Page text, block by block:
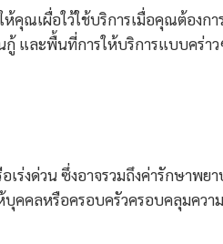
ห้คุณเผื่อใว้ใช้บริการเมื่อคุณต้องกา
กู้ และพื้นที่การให้บริการแบบคร่าว
ร่งด่วน ซึ่งอาจรวมถึงค่ารักษาพยา
บุคคลหรือครอบครัวครอบคลุมความ